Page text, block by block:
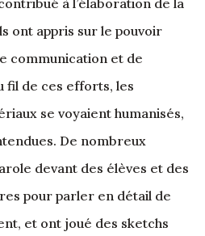
à l’élaboration de la
ont appris sur le pouvoir
communication et de
fil de ces efforts, les
se voyaient humanisés,
De nombreux
devant des élèves et des
pour parler en détail de
et ont joué des sketchs